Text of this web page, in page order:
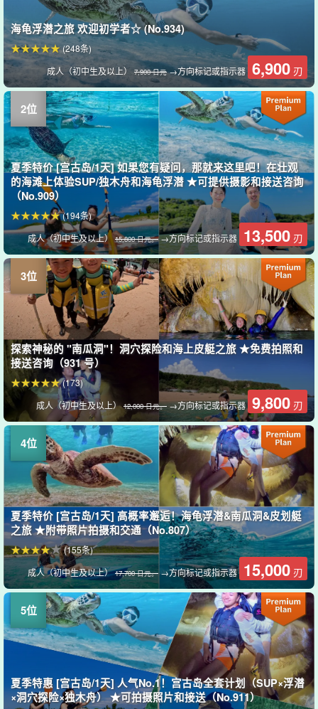
海龟浮潜之旅 欢迎初学者☆ (No.934)
成人（初中生及以上）7,900 日元→方向标记或指示器 6,900 刃
(248条)
夏季特价 [宫古岛/1天] 如果您有疑问，那就来这里吧！在壮观
的海滩上体验SUP/独木舟和海龟浮潜 ★可提供摄影和接送咨询
（No.909）
成人（初中生及以上）15,800 日元。→方向标记或指示器 13,500 刃
(194条)
探索神秘的 "南瓜洞"！洞穴探险和海上皮艇之旅 ★免费拍照和
接送咨询（931 号）
成人（初中生及以上）12,000 日元。→方向标记或指示器 9,800 刃
(173)
夏季特价 [宫古岛/1天] 高概率邂逅！海龟浮潜&南瓜洞&皮划艇
之旅 ★附带照片拍摄和交通（No.807）
成人（初中生及以上）17,700 日元。 →方向标记或指示器 15,000 刃
(155条)
夏季特惠 [宫古岛/1天] 人气No.1！宫古岛全套计划（SUP×浮潜
×洞穴探险×独木舟） ★可拍摄照片和接送（No.911）